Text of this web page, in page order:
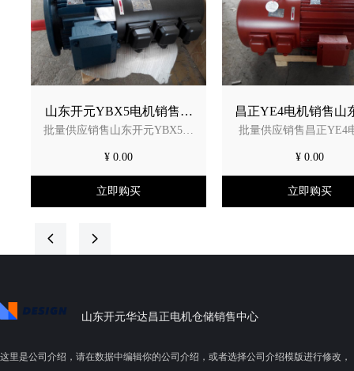
略高
山东开元YBX5电机销售无
锡华达YBX5一级能效防爆
电机选型手册能效检测报
告
批量供应销售山东开元YBX5电
告产品名称：YBX5系列高效率
隔爆型三相异步电动机
执行标准：Q/1082SHL113—
2022
压：380V、660V、380V/660V
IC411；防护等级:IP55；绝缘
¥ 0.00
立即购买
昌正YE4电机销售山
YE4二级能效电机粉
气体防爆证书全
批量供应销售昌正YE4
名称：YE4系列三相异
机
400kW;机座号：80-355
级:IP55；绝缘等级：
度：-15°C 到+40°C；
¥ 0.00
立即购买
넳 넲
这里是公司介绍，请在数据中编辑你的公司介绍，或者选择公司介绍模版进行修改，
山东开元华达昌正电机仓储销售中心